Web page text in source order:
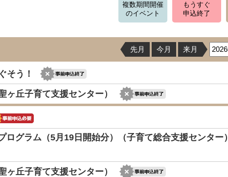
複数期間開催
のイベント
もうすぐ
申込終了
先月 今月 来月
そう！
ヶ丘子育て支援センター）
ログラム（5月19日開始分）（子育て総合支援センター）
ヶ丘子育て支援センター）